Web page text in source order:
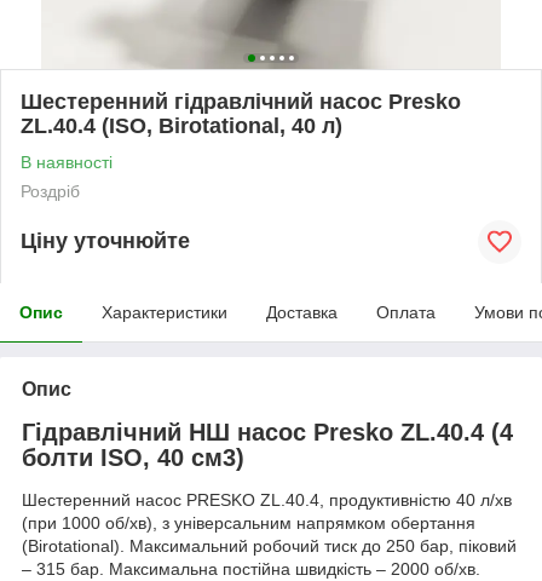
Шестеренний гідравлічний насос Presko
ZL.40.4 (ISO, Birotational, 40 л)
В наявності
Роздріб
Ціну уточнюйте
Опис Характеристики Доставка Оплата Умови
Опис
Гідравлічний НШ насос Presko ZL.40.4 (4
болти ISO, 40 см3)
Шестеренний насос PRESKO ZL.40.4, продуктивністю 40 л/хв
(при 1000 об/хв), з універсальним напрямком обертання
(Birotational). Максимальний робочий тиск до 250 бар, піковий
– 315 бар. Максимальна постійна швидкість – 2000 об/хв.